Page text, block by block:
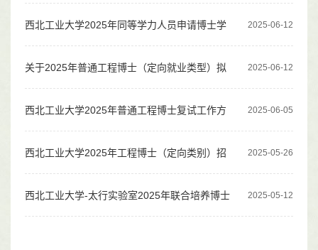
及修改通讯地址的通知 2025-06-12
西北工业大学2025年同等学力人员申请博士学
位预申请资格注册简章 2025-06-12
关于2025年普通工程博士（定向就业类型）拟
录取名单的公示 2025-06-05
西北工业大学2025年普通工程博士复试工作方
案 2025-05-26
西北工业大学2025年工程博士（定向类别）招
生公告 2025-05-12
西北工业大学-太行实验室2025年联合培养博士